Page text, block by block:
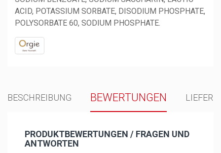
ACID, POTASSIUM SORBATE, DISODIUM PHOSPHATE,
POLYSORBATE 60, SODIUM PHOSPHATE.
BESCHREIBUNG BEWERTUNGEN
PRODUKTBEWERTUNGEN / FRAGEN UND
ANTWORTEN